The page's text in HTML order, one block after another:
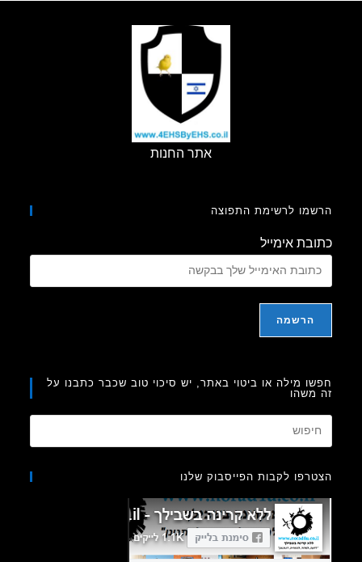
אתר החנות
לרשימת התפוצה
אימייל
מילה או ביטוי באתר, יש סיכוי טוב שכבר כתבנו על
Escape
לקבות הפייסבוק שלנו